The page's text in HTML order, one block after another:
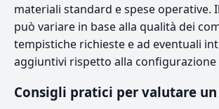
materiali standard e spese operative.
può variare in base alla qualità dei
tempistiche richieste e ad eventuali
aggiuntivi rispetto alla configurazione
Consigli pratici per valutare